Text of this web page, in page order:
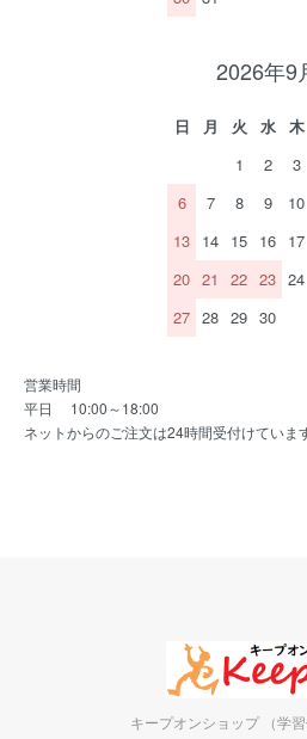
2026年9
日 月 火 水 木
1
2 3
6
7 8 9 10
13 14 15 16 17
20 21 22 23 24
27 28 29 30
営業時間
平日 10:00～18:00
ネットからのご注文は24時間受付けていま
キープオンショップ （学習